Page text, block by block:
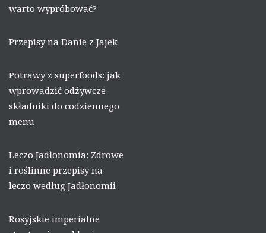
warto wypróbować?
Przepisy na Danie z Jajek
Potrawy z superfoods: jak
wprowadzić odżywcze
składniki do codziennego
menu
Leczo Jadłonomia: Zdrowe
i roślinne przepisy na
leczo według Jadłonomii
Rosyjskie imperialne